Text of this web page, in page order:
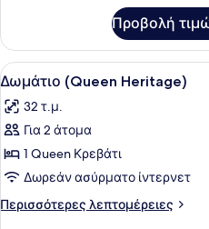
(King)
Προβολή
Προβολή
όλων
των
φωτογραφιών
για
Δωμάτιο
(Queen
Heritage)
4
Δωμάτιο (Queen Heritage)
32 τ.μ.
Για 2 άτομα
1 Queen Κρεβάτι
Δωρεάν ασύρματο ίντερνετ
Περισσότερες λεπτομέρειες
Περισσότερες